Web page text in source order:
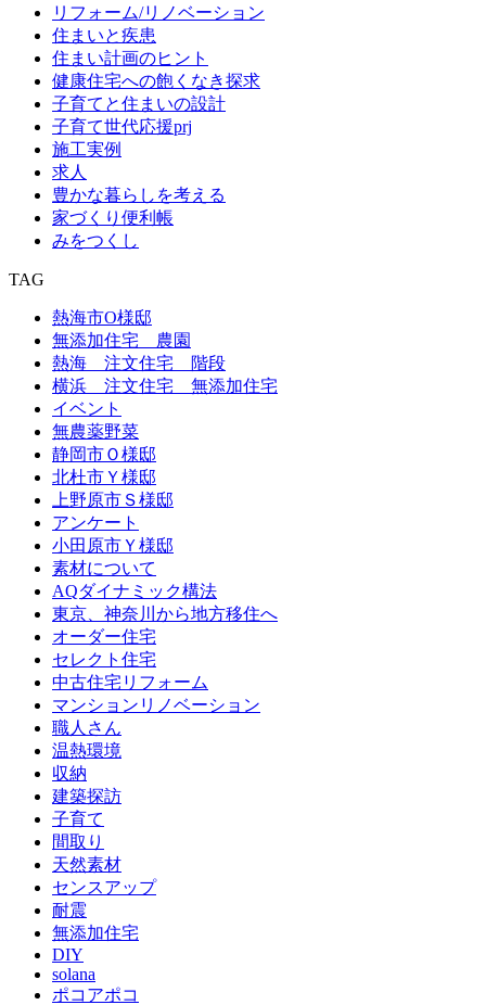
リフォーム/リノベーション
住まいと疾患
住まい計画のヒント
健康住宅への飽くなき探求
子育てと住まいの設計
子育て世代応援prj
施工実例
求人
豊かな暮らしを考える
家づくり便利帳
みをつくし
TAG
熱海市O様邸
無添加住宅 農園
熱海 注文住宅 階段
横浜 注文住宅 無添加住宅
イベント
無農薬野菜
静岡市Ｏ様邸
北杜市Ｙ様邸
上野原市Ｓ様邸
アンケート
小田原市Ｙ様邸
素材について
AQダイナミック構法
東京、神奈川から地方移住へ
オーダー住宅
セレクト住宅
中古住宅リフォーム
マンションリノベーション
職人さん
温熱環境
収納
建築探訪
子育て
間取り
天然素材
センスアップ
耐震
無添加住宅
DIY
solana
ポコアポコ